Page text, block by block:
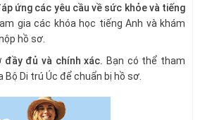
ứng các yêu cầu về sức khỏe và tiếng
gia các khóa học tiếng Anh và khám
hồ sơ.
đầy đủ và chính xác. Bạn có thể tham
Bộ Di trú Úc để chuẩn bị hồ sơ.